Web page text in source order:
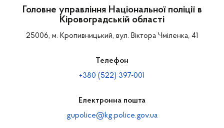
Головне управління Національної поліції в
Кіровоградській області
25006, м. Кропивницький, вул. Віктора Чміленка, 41
Телефон
+380 (522) 397-001
Електронна пошта
gupolice@kg.police.gov.ua